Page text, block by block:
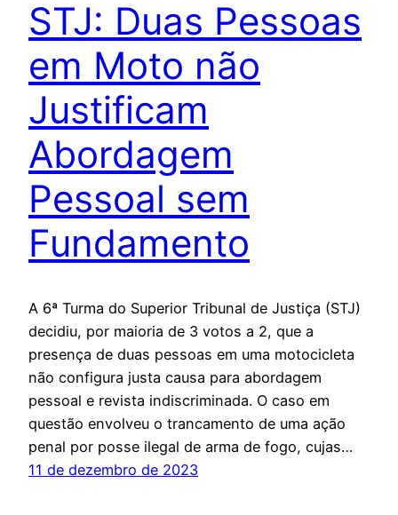
STJ: Duas Pessoas
em Moto não
Justificam
Abordagem
Pessoal sem
Fundamento
A 6ª Turma do Superior Tribunal de Justiça (STJ)
decidiu, por maioria de 3 votos a 2, que a
presença de duas pessoas em uma motocicleta
não configura justa causa para abordagem
pessoal e revista indiscriminada. O caso em
questão envolveu o trancamento de uma ação
penal por posse ilegal de arma de fogo, cujas…
11 de dezembro de 2023